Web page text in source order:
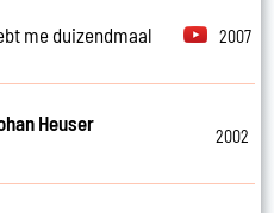
me duizendmaal
2007
Heuser
2002